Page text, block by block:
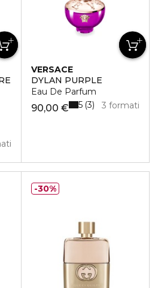
VERSACE
DYLAN PURPLE
Eau De Parfum
90,00 € 3 formati
5 3
30%